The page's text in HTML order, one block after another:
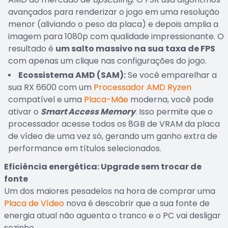
avançados para renderizar o jogo em uma resolução
menor (aliviando o peso da placa) e depois amplia a
imagem para 1080p com qualidade impressionante. O
resultado é um salto massivo na sua taxa de FPS
com apenas um clique nas configurações do jogo.
Ecossistema AMD (SAM):Se você emparelhar a
sua RX 6600 com um Processador AMD Ryzen
compatível e uma Placa-Mãe moderna, você pode
ativar o Smart Access Memory. Isso permite que o
processador acesse todos os 8GB de VRAM da placa
de vídeo de uma vez só, gerando um ganho extra de
performance em títulos selecionados.
Eficiência energética: Upgrade sem trocar de
fonte
Um dos maiores pesadelos na hora de comprar uma
Placa de Vídeo nova é descobrir que a sua fonte de
energia atual não aguenta o tranco e o PC vai desligar